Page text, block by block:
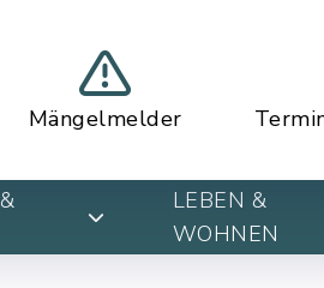
Mängelmelder
LEBEN &
WOHNEN